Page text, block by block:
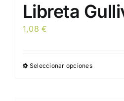
Libreta
1,08€
Seleccionar opcionesEste